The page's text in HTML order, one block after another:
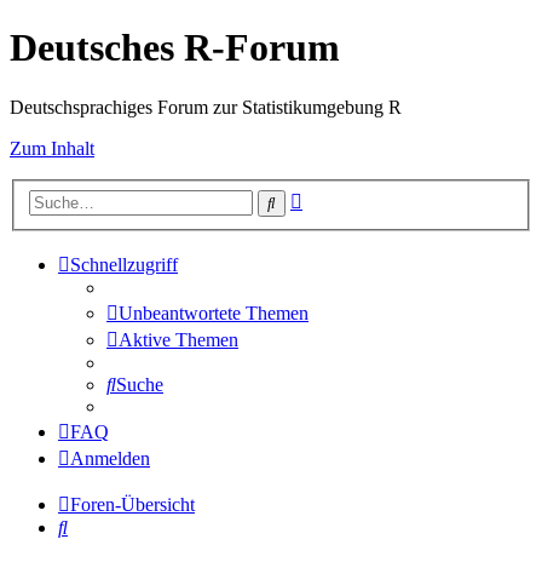
Deutsches R-Forum
Deutschsprachiges Forum zur Statistikumgebung R
Zum Inhalt
Suche
Schnellzugriff
Unbeantwortete Themen
Aktive Themen
Suche
FAQ
Anmelden
Foren-Übersicht
Suche